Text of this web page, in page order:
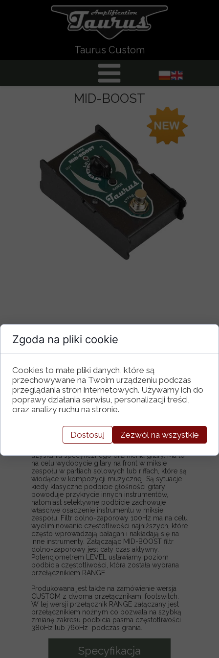
Specyfikacja
Konstrukcja MID-BOOST.
Jest to selektywny BOOST analogowy, który
częstotliwości 380Hz lub 760Hz. Zakres pasma
można wybierać przełącznikiem RANGE. Są to
filtry o charakterystyce odpowiednio dobranej
do specyfiki brzmienia gitary, przesunięte
względem siebie o jedną oktawę. Dodatkowo
MID-BOOST ma wbudowany filtr odcinający
niskie częstotliwości poniżej 100Hz.
Koncepcja MID-BOOST.
Jest to efekt, którego zadaniem jest podbicie
uzyskania specyficznego brzmienia gitary. Ma to
na celu wydobycie gitary na front w miksie
zespołu w partiach solowych lub riffach, które są
wiodące w kompozycji muzycznej. Są sytuacje
kiedy klasyczne podbicie głośności gitary
powoduje przykrycie innych instrumentów,
natomiast selektywne podbicie zachowuje
właściwe osadzenie instrumentu w miksie
zespołu. Filtr dolno-zaporowy 100Hz ma na celu
wyeliminowanie częstotliwości najniższych, które
często wprowadzają bałagan i nakładają się na
inne instrumenty. Załączając MID-BOOST filtr
dolno-zaporowy jest cały czas aktywny.
Potencjometrem LEVEL ustawiamy poziom
podbicia częstotliwości, która została wybrana
przełącznikiem RANGE.
Produkowana jest także na zamówienie wersja
CUSTOM z dwoma przełącznikami footswitch.
W tej wersji przełącznik RANGE załączany jest
przełącznikiem nożnym co pozwala na szybką
zmianę zakresu podbicia pasma częstotliwości
380Hz lub 760Hz podczas grania.
MID-BOOST
Taurus Custom
Zgoda na pliki cookie
Cookies to małe pliki danych, które są
przechowywane na Twoim urządzeniu podczas
przeglądania stron internetowych. Używamy ich do
poprawy działania serwisu, personalizacji treści,
oraz analizy ruchu na stronie.
Dostosuj Zezwól na wszystkie